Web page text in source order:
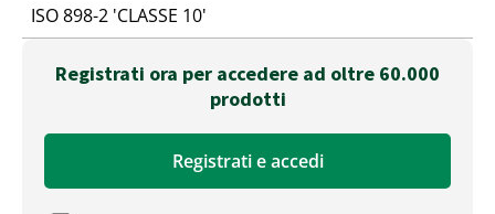
ISO 898-2 'CLASSE 10'
Registrati ora per accedere ad oltre 60.000
prodotti
Registrati e accedi